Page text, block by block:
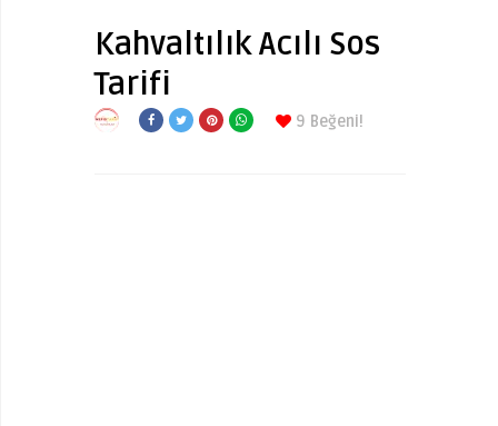
Kahvaltılık Acılı Sos
Tarifi
9 Beğeni!